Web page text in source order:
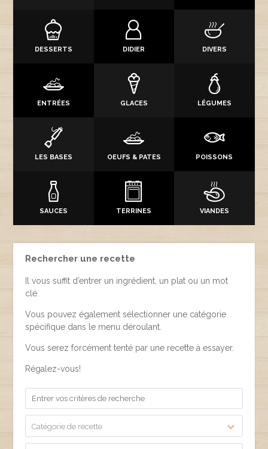
DESSERTS DIDIER DIVERS
ENTRÉES GLACES LÉGUMES
LES BASES OEUFS & PATES POISSONS
SAUCES TERRINES VIANDES
Rechercher une recette
Il vous suffit d’entrer un ingrédient, un plat ou un mot
clé.
Vous pouvez également sélectionner une catégorie
spécifique dans le menu déroulant.
Vous serez forcément tenté par une recette à essayer.
Régalez-vous!
Catégorie de recette